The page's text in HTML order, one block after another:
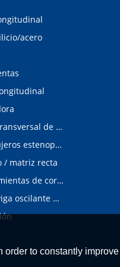
acero
Línea de corte transversal de acero al silicio
Detector de agujeros estenopeicos
/ matriz recta
Matrices/Herramientas de corte longitudinal
cizalladura de viga oscilante modular
to constantly